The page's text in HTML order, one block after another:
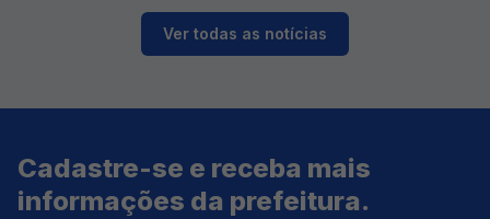
Ver todas as notícias
Cadastre-se e receba mais
informações da prefeitura.